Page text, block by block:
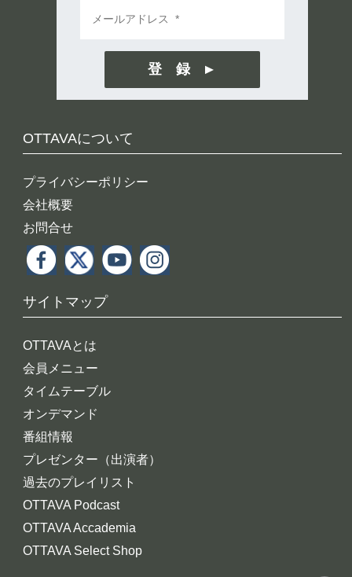
OTTAVAについて
プライバシーポリシー
会社概要
お問合せ
サイトマップ
OTTAVAとは
会員メニュー
タイムテーブル
オンデマンド
番組情報
プレゼンター（出演者）
過去のプレイリスト
OTTAVA Podcast
OTTAVA Accademia
OTTAVA Select Shop
登 録